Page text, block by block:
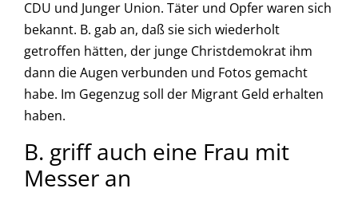
CDU und Junger Union. Täter und Opfer waren sich
bekannt. B. gab an, daß sie sich wiederholt
getroffen hätten, der junge Christdemokrat ihm
dann die Augen verbunden und Fotos gemacht
habe. Im Gegenzug soll der Migrant Geld erhalten
haben.
B. griff auch eine Frau mit
Messer an